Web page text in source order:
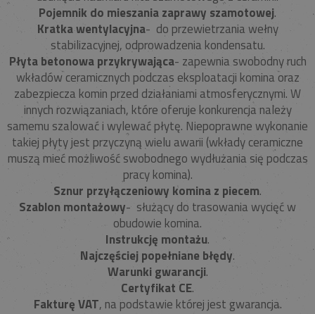
Pojemnik do mieszania zaprawy szamotowej.
Kratka wentylacyjna- do przewietrzania wełny
stabilizacyjnej, odprowadzenia kondensatu.
Płyta betonowa przykrywająca- zapewnia swobodny ruch
wkładów ceramicznych podczas eksploatacji komina oraz
zabezpiecza komin przed działaniami atmosferycznymi. W
innych rozwiązaniach, które oferuje konkurencja należy
samemu szalować i wylewać płytę. Niepoprawne wykonanie
takiej płyty jest przyczyną wielu awarii (wkłady ceramiczne
muszą mieć możliwość swobodnego wydłużania się podczas
pracy komina).
Sznur przyłączeniowy komina z piecem.
Szablon montażowy- służący do trasowania wycięć w
obudowie komina.
Instrukcję montażu.
Najczęściej popełniane błędy.
Warunki gwarancji.
Certyfikat CE.
Fakturę VAT, na podstawie której jest gwarancja.